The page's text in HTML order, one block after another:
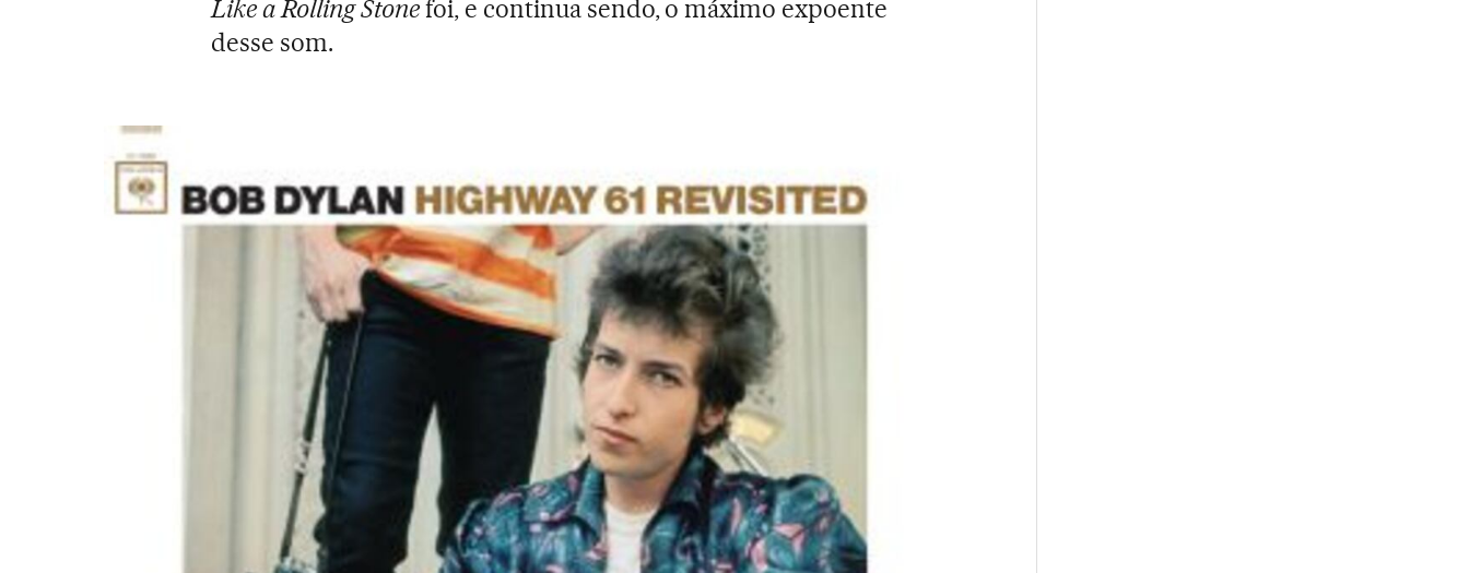
Like a Rolling Stonefoi, e continua sendo, o máximo expoente
desse som.